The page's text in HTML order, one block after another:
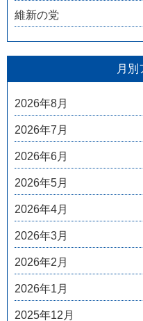
維新の党
月別
2026年8月
2026年7月
2026年6月
2026年5月
2026年4月
2026年3月
2026年2月
2026年1月
2025年12月